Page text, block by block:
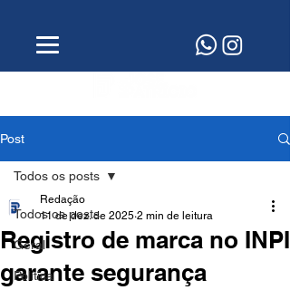
Post
Todos os posts
Geral
Política
Todos os posts
Registro de marca no INPI
garante segurança
Redação
11 de dez. de 2025 2 min de leitura